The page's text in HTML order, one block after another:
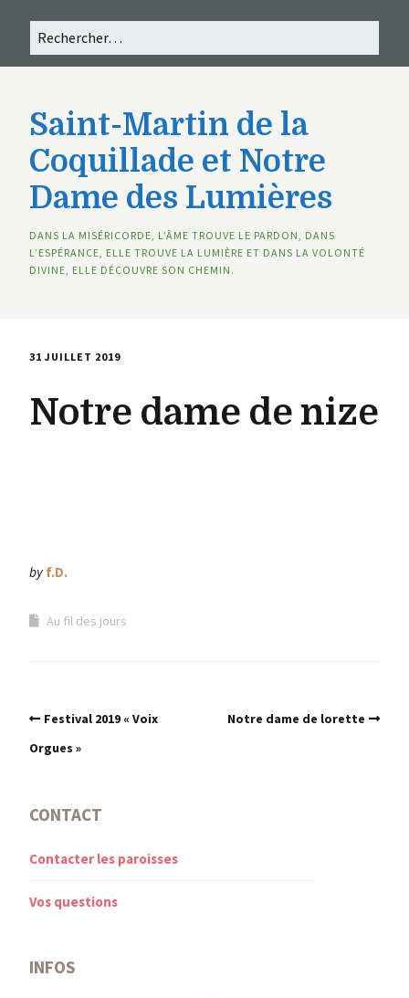
Saint-Martin de la
Coquillade et Notre
Dame des Lumières
DANS LA MISÉRICORDE, L’ÂME TROUVE LE PARDON, DANS
L’ESPÉRANCE, ELLE TROUVE LA LUMIÈRE ET DANS LA VOLONTÉ
DIVINE, ELLE DÉCOUVRE SON CHEMIN.
31 JUILLET 2019
Notre dame de nize
by f.D.
Au fil des jours
Festival 2019 « Voix
Orgues »
Notre dame de lorette
CONTACT
Contacter les paroisses
Vos questions
INFOS